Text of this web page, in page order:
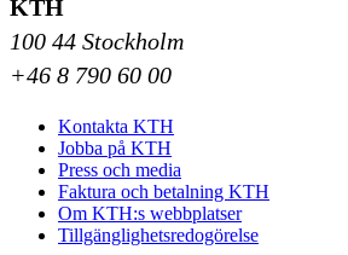
KTH
100 44 Stockholm
+46 8 790 60 00
Kontakta KTH
Jobba på KTH
Press och media
Faktura och betalning KTH
Om KTH:s webbplatser
Tillgänglighetsredogörelse